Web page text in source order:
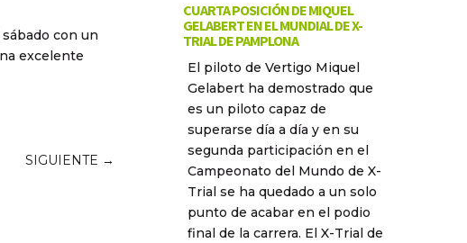
con un
excelente
SIGUIENTE →
CUARTA POSICIÓN DE MIQUEL
GELABERT EN EL MUNDIAL DE X-
TRIAL DE PAMPLONA
El piloto de Vertigo Miquel
Gelabert ha demostrado que
es un piloto capaz de
superarse día a día y en su
segunda participación en el
Campeonato del Mundo de X-
Trial se ha quedado a un solo
punto de acabar en el podio
final de la carrera. El X-Trial de